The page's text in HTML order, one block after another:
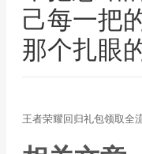
己每一把
那个扎眼
王者荣耀回归礼包领取全